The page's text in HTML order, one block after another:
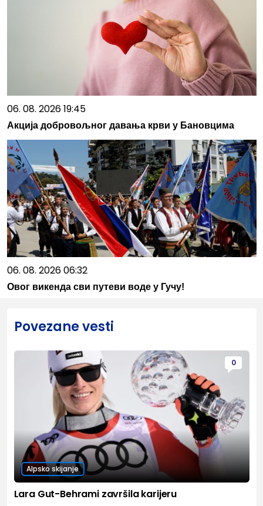
06. 08. 2026 19:45
Акција добровољног давања крви у Бановцима
06. 08. 2026 06:32
Овог викенда сви путеви воде у Гучу!
Povezane vesti
0
Alpsko skijanje
Lara Gut-Behrami završila karijeru